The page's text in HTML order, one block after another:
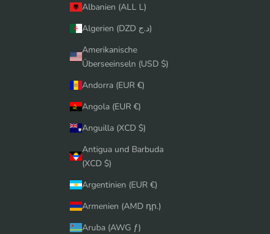
Albanien (ALL L)
Algerien (DZD د.ج)
Amerikanische
Überseeinseln (USD $)
Andorra (EUR €)
Angola (EUR €)
Anguilla (XCD $)
Antigua und Barbuda
(XCD $)
Argentinien (EUR €)
Armenien (AMD դր.)
Aruba (AWG ƒ)